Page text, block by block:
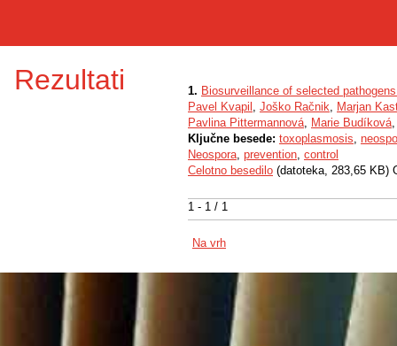
Rezultati
1 - 1 / 1
1. Biosurveillance of selected
Pavel Kvapil , Joško Račnik, Marjan
Pavlina Pittermannová, Marie Budíková
Ključne besede: toxoplasmosis,
Neospora, prevention, control
Celotno besedilo (datoteka, 283,65 KB)
Na vrh